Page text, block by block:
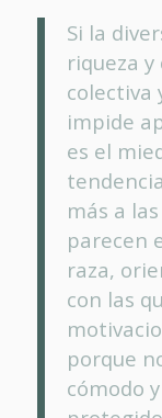
Si la
riqueza
colectiva
impide
es el
más a
parecen
raza,
con las
porque
cómodo